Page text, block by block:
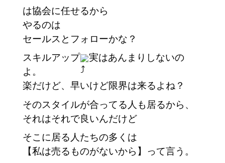
は協会に任せるから
やるのは
セールスとフォローかな？
スキルアップ
実はあんまりしないの
よ。
楽だけど、早いけど限界は来るよね？
そのスタイルが合ってる人も居るから、
それはそれで良いんだけど
そこに居る人たちの多くは
【私は売るものがないから】って言う。